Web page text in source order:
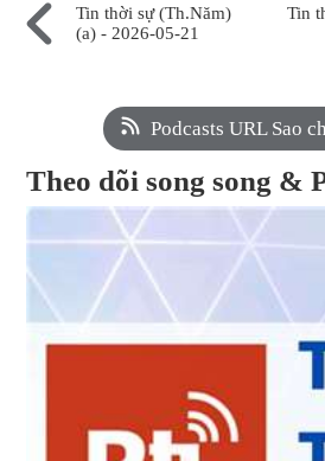
Tin thời sự (Th.Năm)
(a) - 2026-05-21
Tin
Podcasts URL Sao
Theo dõi song song &